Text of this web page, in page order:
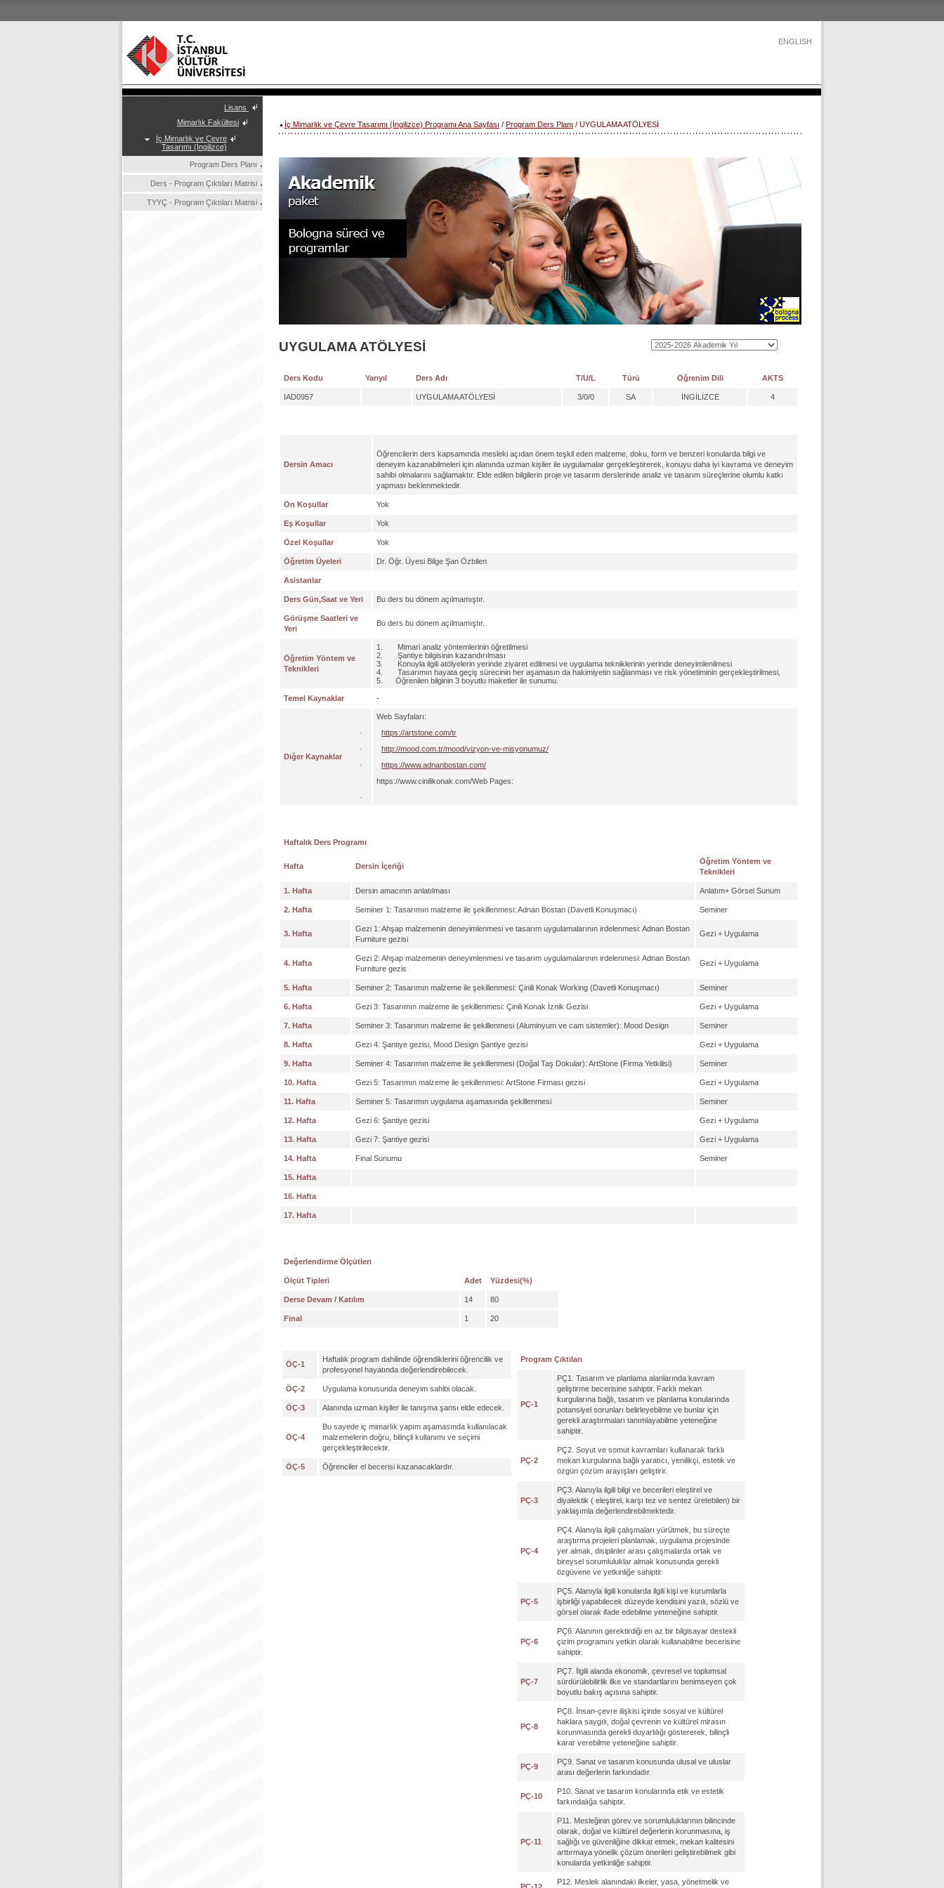
ENGLISH
Lisans
Mimarlık Fakültesi
İç Mimarlık ve Çevre
Tasarımı (İngilizce)
Program Ders Planı
Ders - Program Çıktıları Matrisi
TYYÇ - Program Çıktıları Matrisi
İç Mimarlık ve Çevre Tasarımı (İngilizce) Programı Ana Sayfası / Program Ders Planı / UYGULAMA ATÖLYESİ
UYGULAMA ATÖLYESİ
Ders Kodu Yarıyıl Ders Adı T/U/L Türü Öğrenim Dili AKTS
IAD0957 UYGULAMA ATÖLYESİ 3/0/0 SA İNGİLİZCE 4
Dersin Amacı
Öğrencilerin ders kapsamında mesleki açıdan önem teşkil eden malzeme, doku, form ve benzeri konularda bilgi ve
deneyim kazanabilmeleri için alanında uzman kişiler ile uygulamalar gerçekleştirerek, konuyu daha iyi kavrama ve deneyim
sahibi olmalarını sağlamaktır. Elde edilen bilgilerin proje ve tasarım derslerinde analiz ve tasarım süreçlerine olumlu katkı
yapması beklenmektedir.
Ön Koşullar Yok
Eş Koşullar Yok
Özel Koşullar Yok
Öğretim Üyeleri Dr. Öğr. Üyesi Bilge Şan Özbilen
Asistanlar
Ders Gün,Saat ve Yeri Bu ders bu dönem açılmamıştır.
Görüşme Saatleri ve
Yeri
Bu ders bu dönem açılmamıştır.
Öğretim Yöntem ve
Teknikleri
1. Mimari analiz yöntemlerinin öğretilmesi
2. Şantiye bilgisinin kazandırılması
3. Konuyla ilgili atölyelerin yerinde ziyaret edilmesi ve uygulama tekniklerinin yerinde deneyimlenilmesi
4. Tasarımın hayata geçiş sürecinin her aşamasın da hakimiyetin sağlanması ve risk yönetiminin gerçekleştirilmesi,
5. Öğrenilen bilginin 3 boyutlu maketler ile sunumu.
Temel Kaynaklar -
Diğer Kaynaklar
Web Sayfaları:
· https://artstone.com/tr
· http://mood.com.tr/mood/vizyon-ve-misyonumuz/
· https://www.adnanbostan.com/
https://www.cinilikonak.com/Web Pages:
·
Haftalık Ders Programı
Hafta Dersin İçeriği
Öğretim Yöntem ve
Teknikleri
1. Hafta Dersin amacının anlatılması Anlatım+ Görsel Sunum
2. Hafta Seminer 1: Tasarımın malzeme ile şekillenmesi: Adnan Bostan (Davetli Konuşmacı) Seminer
3. Hafta
Gezi 1: Ahşap malzemenin deneyimlenmesi ve tasarım uygulamalarının irdelenmesi: Adnan Bostan
Furniture gezisi
Gezi + Uygulama
4. Hafta
Gezi 2: Ahşap malzemenin deneyimlenmesi ve tasarım uygulamalarının irdelenmesi: Adnan Bostan
Furniture gezis
Gezi + Uygulama
5. Hafta Seminer 2: Tasarımın malzeme ile şekillenmesi: Çinili Konak Working (Davetli Konuşmacı) Seminer
6. Hafta Gezi 3: Tasarımın malzeme ile şekillenmesi: Çinili Konak İznik Gezisi Gezi + Uygulama
7. Hafta Seminer 3: Tasarımın malzeme ile şekillenmesi (Aluminyum ve cam sistemler): Mood Design Seminer
8. Hafta Gezi 4: Şantiye gezisi, Mood Design Şantiye gezisi Gezi + Uygulama
9. Hafta Seminer 4: Tasarımın malzeme ile şekillenmesi (Doğal Taş Dokular): ArtStone (Firma Yetkilisi) Seminer
10. Hafta Gezi 5: Tasarımın malzeme ile şekillenmesi: ArtStone Firması gezisi Gezi + Uygulama
11. Hafta Seminer 5: Tasarımın uygulama aşamasında şekillenmesi Seminer
12. Hafta Gezi 6: Şantiye gezisi Gezi + Uygulama
13. Hafta Gezi 7: Şantiye gezisi Gezi + Uygulama
14. Hafta Final Sunumu Seminer
15. Hafta
16. Hafta
17. Hafta
Değerlendirme Ölçütleri
Ölçüt Tipleri Adet Yüzdesi(%)
Derse Devam / Katılım 14 80
Final 1 20
ÖÇ-1
Haftalık program dahilinde öğrendiklerini öğrencilik ve
profesyonel hayatında değerlendirebilecek.
ÖÇ-2 Uygulama konusunda deneyim sahibi olacak.
ÖÇ-3 Alanında uzman kişiler ile tanışma şansı elde edecek.
ÖÇ-4
Bu sayede iç mimarlık yapım aşamasında kullanılacak
malzemelerin doğru, bilinçli kullanımı ve seçimi
gerçekleştirilecektir.
ÖÇ-5 Öğrenciler el becerisi kazanacaklardır.
Program Çıktıları
PÇ-1
PÇ1. Tasarım ve planlama alanlarında kavram
geliştirme becerisine sahiptir. Farklı mekan
kurgularına bağlı, tasarım ve planlama konularında
potansiyel sorunları belirleyebilme ve bunlar için
gerekli araştırmaları tanımlayabilme yeteneğine
sahiptir.
PÇ-2
PÇ2. Soyut ve somut kavramları kullanarak farklı
mekan kurgularına bağlı yaratıcı, yenilikçi, estetik ve
özgün çözüm arayışları geliştirir.
PÇ-3
PÇ3. Alanıyla ilgili bilgi ve becerileri eleştirel ve
diyalektik ( eleştirel, karşı tez ve sentez üretebilen) bir
yaklaşımla değerlendirebilmektedir.
PÇ-4
PÇ4. Alanıyla ilgili çalışmaları yürütmek, bu süreçte
araştırma projeleri planlamak, uygulama projesinde
yer almak, disiplinler arası çalışmalarda ortak ve
bireysel sorumluluklar almak konusunda gerekli
özgüvene ve yetkinliğe sahiptir.
PÇ-5
PÇ5. Alanıyla ilgili konularda ilgili kişi ve kurumlarla
işbirliği yapabilecek düzeyde kendisini yazılı, sözlü ve
görsel olarak ifade edebilme yeteneğine sahiptir.
PÇ-6
PÇ6. Alanının gerektirdiği en az bir bilgisayar destekli
çizim programını yetkin olarak kullanabilme becerisine
sahiptir.
PÇ-7
PÇ7. İlgili alanda ekonomik, çevresel ve toplumsal
sürdürülebilirlik ilke ve standartlarını benimseyen çok
boyutlu bakış açısına sahiptir.
PÇ-8
PÇ8. İnsan-çevre ilişkisi içinde sosyal ve kültürel
haklara saygılı, doğal çevrenin ve kültürel mirasın
korunmasında gerekli duyarlılığı göstererek, bilinçli
karar verebilme yeteneğine sahiptir.
PÇ-9
PÇ9. Sanat ve tasarım konusunda ulusal ve uluslar
arası değerlerin farkındadır.
PÇ-10
P10. Sanat ve tasarım konularında etik ve estetik
farkındalığa sahiptir.
PÇ-11
P11. Mesleğinin görev ve sorumluluklarının bilincinde
olarak, doğal ve kültürel değerlerin korunmasına, iş
sağlığı ve güvenliğine dikkat etmek, mekan kalitesini
arttırmaya yönelik çözüm önerileri geliştirebilmek gibi
konularda yetkinliğe sahiptir.
P12. Meslek alanındaki ilkeler, yasa, yönetmelik ve